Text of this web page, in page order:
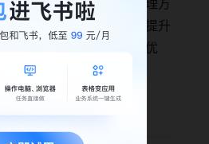
。这种智能化的采购管理方
，降低了库存成本，还提升
激烈的市场竞争中占据优
案例